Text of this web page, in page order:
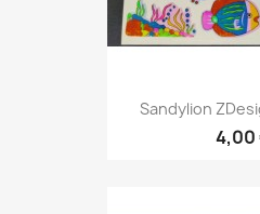
Sandylion
4,00